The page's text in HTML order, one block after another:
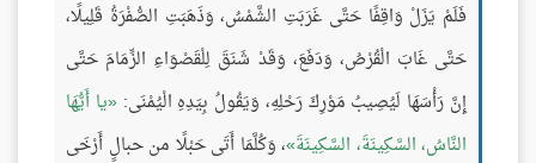
فَلَمْ يَزَلْ وَاقِفًا حَتَّى غَرَبَتِ الشَّمْسُ، وَذَهَبَتِ الصُّفْرَةُ قَلِيلًا،
حَتَّى غَابَ الْقُرْصُ، وَدَفَعَ، وَقَدْ شَنَقَ لِلْقَصْوَاءِ الزِّمَامَ حَتَّى
إِنَّ رَأْسَهَا لَيُصِيبُ مَوْرِكَ رَحْلِهِ، وَيَقُولُ بِيَدِهِ الْيُمْنَى: يا أَيُّهَا
النَّاسُ، السَّكِينَةَ، السَّكِينَةَ ، وَكُلَّمَا أَتَى حَبْلًا من حبالٍ أَرْخَى